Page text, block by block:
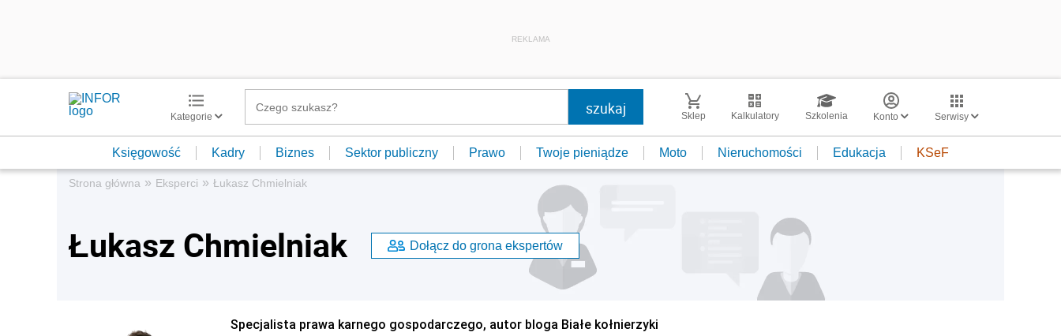
REKLAMA
Kategorie Sklep Kalkulatory Szkolenia Konto Serwisy
Księgowość Kadry Biznes Sektor publiczny Prawo Twoje pieniądze Moto Nieruchomości Edukacja KSeF
Strona główna » Eksperci » Łukasz Chmielniak
Łukasz Chmielniak Dołącz do grona ekspertów
Specjalista prawa karnego gospodarczego, autor bloga Białe kołnierzyki